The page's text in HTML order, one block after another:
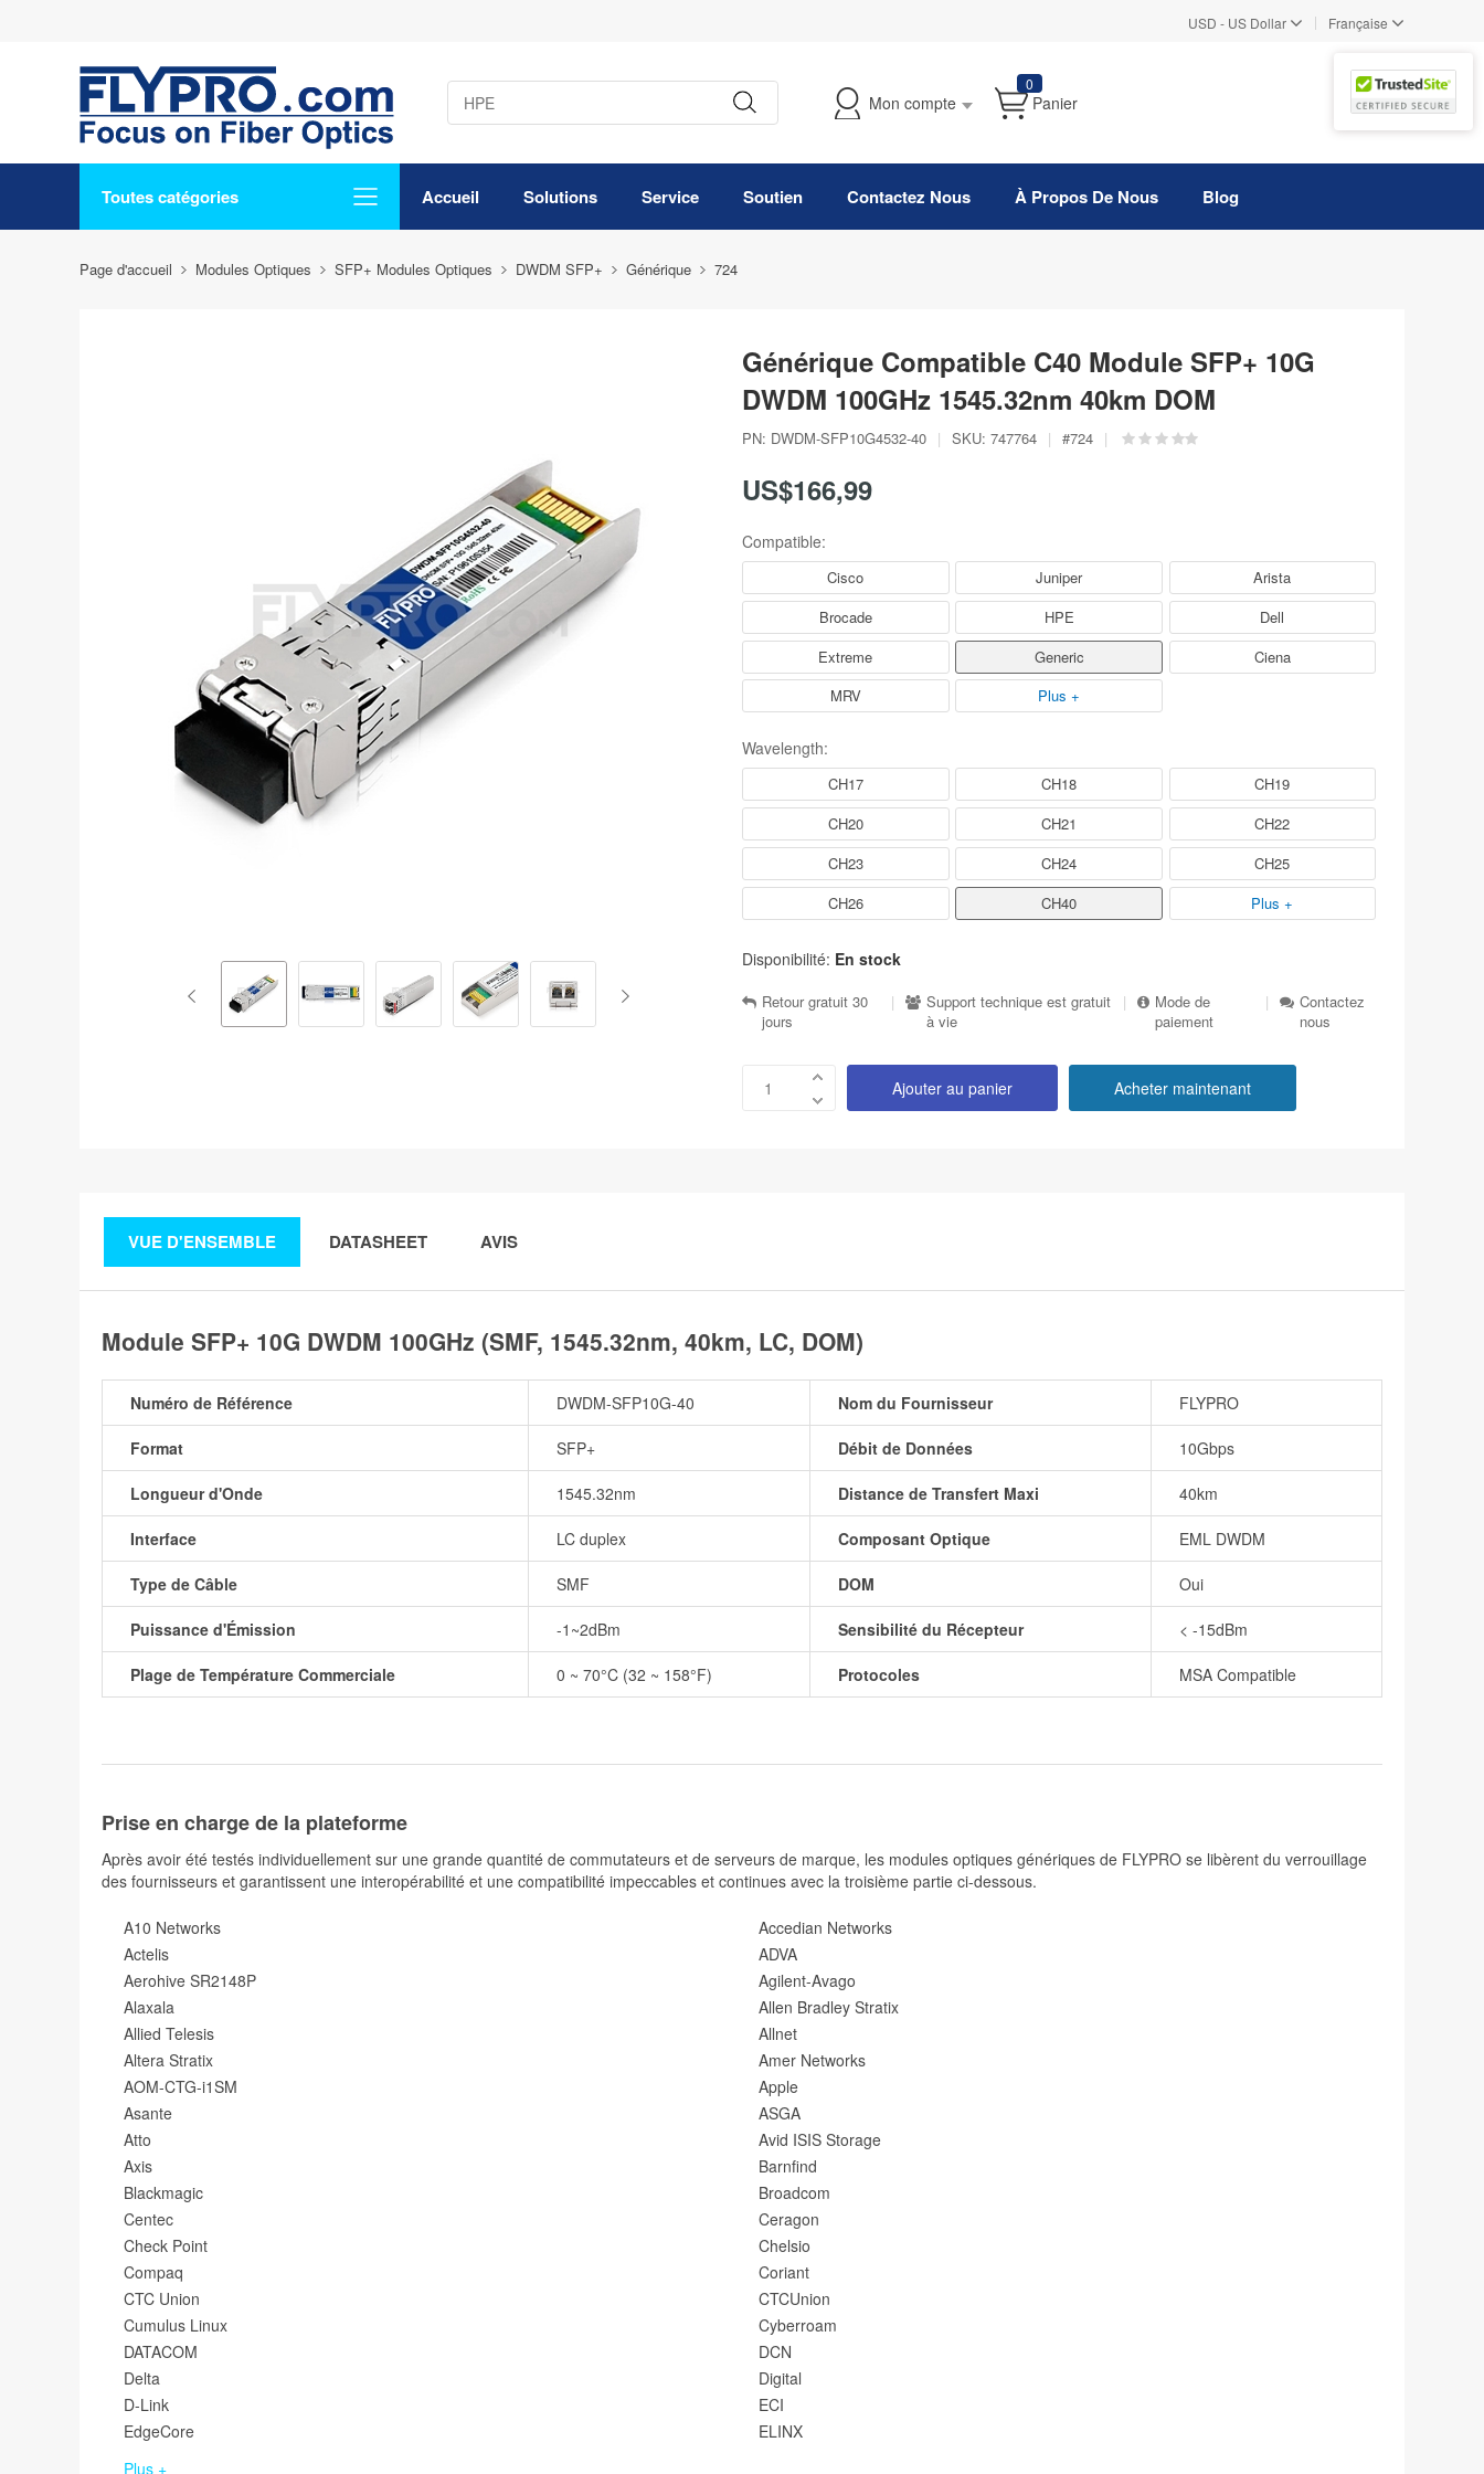
USD - US Dollar | Française
Mon compte
0
Panier
Toutes catégories Accueil Solutions Service Soutien Contactez Nous À Propos De Nous Blog
Page d'accueil Modules Optiques SFP+ Modules Optiques DWDM SFP+ Générique 724
Générique Compatible C40 Module SFP+ 10G
DWDM 100GHz 1545.32nm 40km DOM
PN: DWDM-SFP10G4532-40 | SKU: 747764 | #724 |
US$166,99
Compatible:
Cisco Juniper
Arista
Brocade
HPE
Dell
Extreme
Generic
Ciena
MRV
Plus +
Wavelength:
CH17 CH18
CH19
CH20
CH21
CH22
CH23
CH24
CH25
CH26
CH40 Plus +
Disponibilité: En stock
Retour gratuit 30
jours
|
Support technique est gratuit
à vie
|
Mode de
paiement
|
Contactez
nous
Ajouter au panier Acheter maintenant
VUE D'ENSEMBLE DATASHEET AVIS
Module SFP+ 10G DWDM 100GHz (SMF, 1545.32nm, 40km, LC, DOM)
Numéro de Référence DWDM-SFP10G-40 Nom du Fournisseur FLYPRO
Format SFP+ Débit de Données 10Gbps
Longueur d'Onde 1545.32nm Distance de Transfert Maxi 40km
Interface LC duplex Composant Optique EML DWDM
Type de Câble SMF DOM Oui
Puissance d'Émission -1~2dBm Sensibilité du Récepteur < -15dBm
Plage de Température Commerciale 0 ~ 70°C (32 ~ 158°F) Protocoles MSA Compatible
Prise en charge de la plateforme
Après avoir été testés individuellement sur une grande quantité de commutateurs et de serveurs de marque, les modules optiques génériques de FLYPRO se libèrent du verrouillage
des fournisseurs et garantissent une interopérabilité et une compatibilité impeccables et continues avec la troisième partie ci-dessous.
A10 Networks
Accedian Networks
Actelis
ADVA
Aerohive SR2148P
Agilent-Avago
Alaxala
Allen Bradley Stratix
Allied Telesis
Allnet
Altera Stratix
Amer Networks
AOM-CTG-i1SM
Apple
Asante
ASGA
Atto
Avid ISIS Storage
Axis
Barnfind
Blackmagic
Broadcom
Centec
Ceragon
Check Point
Chelsio
Compaq
Coriant
CTC Union
CTCUnion
Cumulus Linux
Cyberroam
DATACOM
DCN
Delta
Digital
D-Link
ECI
EdgeCore
ELINX
Plus +